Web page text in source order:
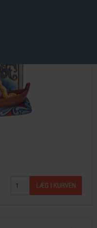
Magical Night